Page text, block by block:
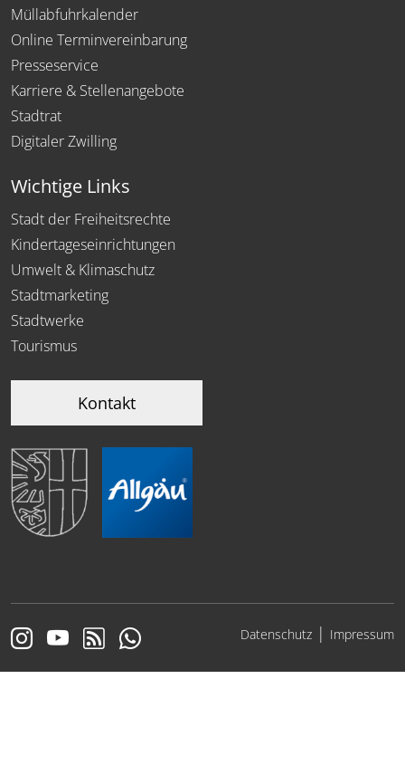
Müllabfuhrkalender
Online Terminvereinbarung
Presseservice
Karriere & Stellenangebote
Stadtrat
Digitaler Zwilling
Wichtige Links
Stadt der Freiheitsrechte
Kindertageseinrichtungen
Umwelt & Klimaschutz
Stadtmarketing
Stadtwerke
Tourismus
Kontakt
Datenschutz| Impressum